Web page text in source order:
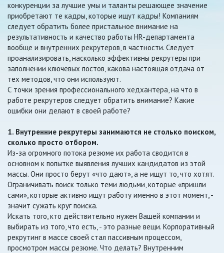
конкуренции за лучшие умы и таланты решающее значение
приобретают те кадры, которые ищут кадры! Компаниям
следует обратить более пристальное внимание на
результативность и качество работы HR-департамента
вообще и внутренних рекрутеров, в частности. Следует
проанализировать, насколько эффективны рекрутеры при
заполнении ключевых постов, какова настоящая отдача от
тех методов, что они используют.
С точки зрения профессионального хедхантера, на что в
работе рекрутеров следует обратить внимание? Какие
ошибки они делают в своей работе?
1. Внутренние рекрутеры занимаются не столько поиском,
сколько просто отбором.
Из-за огромного потока резюме их работа сводится в
основном к попытке выявления лучших кандидатов из этой
массы. Они просто берут «что дают», а не ищут то, что хотят.
Ограничивать поиск только теми людьми, которые «пришли
сами», которые активно ищут работу именно в этот момент, -
значит сужать круг поиска.
Искать того, кто действительно нужен Вашей компании и
выбирать из того, что есть, - это разные вещи. Корпоративный
рекрутинг в массе своей стал пассивным процессом,
просмотром массы резюме. Что делать? Внутренним